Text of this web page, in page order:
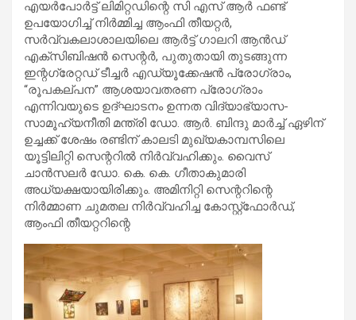
എയര്‍പോര്‍ട്ട് ലിമിറ്റഡിന്റെ സി എസ് ആര്‍ ഫണ്ട്
ഉപയോഗിച്ച് നിര്‍മ്മിച്ച ആംഫി തീയറ്റര്‍,
സര്‍വ്വകലാശാലയിലെ ആര്‍ട്ട് ഗാലറി ആന്‍ഡ്
എക്സിബിഷന്‍ സെന്റര്‍, പുതുതായി തുടങ്ങുന്ന
ഇന്റഗ്രേറ്റഡ് ടീച്ചര്‍ എഡ്യൂക്കേഷന്‍ പ്രോഗ്രാം,
“രൂപകല്പന” ആശയാവതരണ പ്രോഗ്രാം
എന്നിവയുടെ ഉദ്ഘാടനം ഉന്നത വിദ്യാഭ്യാസ-
സാമൂഹ്യനീതി മന്ത്രി ഡോ. ആര്‍. ബിന്ദു മാര്‍ച്ച് ഏഴിന്
ഉച്ചക്ക് ശേഷം രണ്ടിന് കാലടി മുഖ്യകാമ്പസിലെ
യൂട്ടിലിറ്റി സെന്ററില്‍ നിര്‍വ്വഹിക്കും. വൈസ്
ചാന്‍സലര്‍ ഡോ. കെ. കെ. ഗീതാകുമാരി
അധ്യക്ഷയായിരിക്കും. അമിനിറ്റി സെന്ററിന്റെ
നിര്‍മ്മാണ ചുമതല നിര്‍വ്വഹിച്ച കോസ്റ്റ്ഫോര്‍ഡ്,
ആംഫി തീയറ്ററിന്റെ